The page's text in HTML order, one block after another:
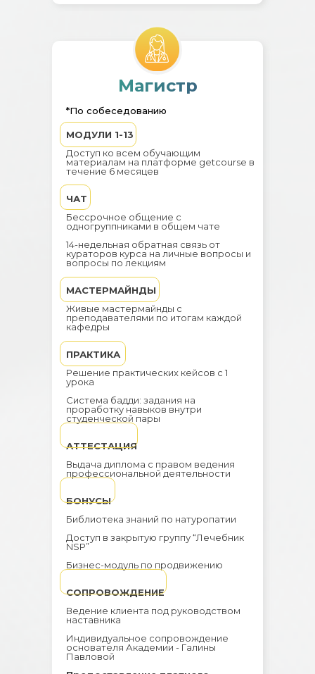
*По собеседованию
МОДУЛИ 1-13
Доступ ко всем обучающим
материалам на платформе getcourse в
течение 6 месяцев
ЧАТ
Бессрочное общение с
одногруппниками в общем чате
14-недельная обратная связь от
кураторов курса на личные вопросы и
вопросы по лекциям
МАСТЕРМАЙНДЫ
Живые мастермайнды с
преподавателями по итогам каждой
кафедры
ПРАКТИКА
Решение практических кейсов с 1
урока
Система бадди: задания на
проработку навыков внутри
студенческой пары
АТТЕСТАЦИЯ
Выдача диплома с правом ведения
профессиональной деятельности
БОНУСЫ
Библиотека знаний по натуропатии
Доступ в закрытую группу “Лечебник
NSP”
Бизнес-модуль по продвижению
СОПРОВОЖДЕНИЕ
Ведение клиента под руководством
наставника
Индивидуальное сопровождение
основателя Академии - Галины
Павловой
Магистр